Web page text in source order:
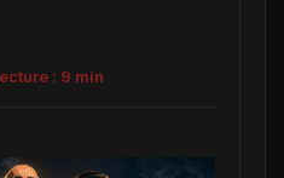
: 9 min